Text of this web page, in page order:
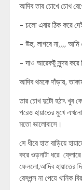
আদিব তার চোখে চোখ
– চলো এবার ঠিক করে
– উহু, লাগবে না,,,, আমি
– দাও আরেকটু সুন্দর করে
আদিব থমকে দাঁড়ায়,
তার চোখ দুটো হঠাৎ খুব
পরেও হায়াতের মুখে
মতো ভালোবাসে।
সে ধীরে হাত বাড়িয়ে
করে ওড়নাটা ধরে ফ্লোরে
ফেললো,আদিব হায়াতের
রেসপন্স না পেয়ে